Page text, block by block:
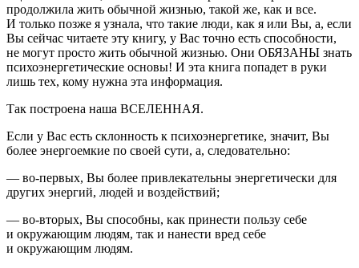
продолжила жить обычной жизнью, такой же, как и все.
И только позже я узнала, что такие люди, как я или Вы, а, если
Вы сейчас читаете эту книгу, у Вас точно есть способности,
не могут просто жить обычной жизнью. Они ОБЯЗАНЫ знать
психоэнергетические основы! И эта книга попадет в руки
лишь тех, кому нужна эта информация.
Так построена наша ВСЕЛЕННАЯ.
Если у Вас есть склонность к психоэнергетике, значит, Вы
более энергоемкие по своей сути, а, следовательно:
— во-первых, Вы более привлекательны энергетически для
других энергий, людей и воздействий;
— во-вторых, Вы способны, как принести пользу себе
и окружающим людям, так и нанести вред себе
и окружающим людям.